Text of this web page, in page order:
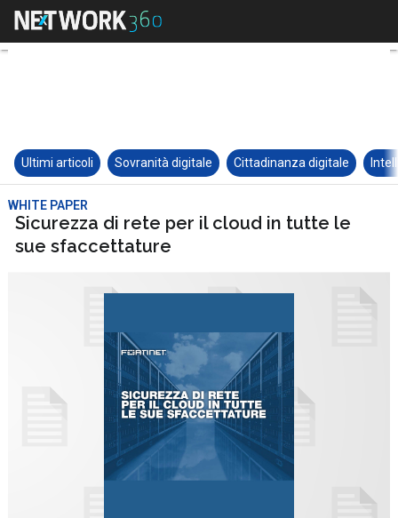
Ultimi articoli Sovranità digitale Cittadinanza digitale
WHITE PAPER
Sicurezza di rete per il cloud in tutte le
sue sfaccettature